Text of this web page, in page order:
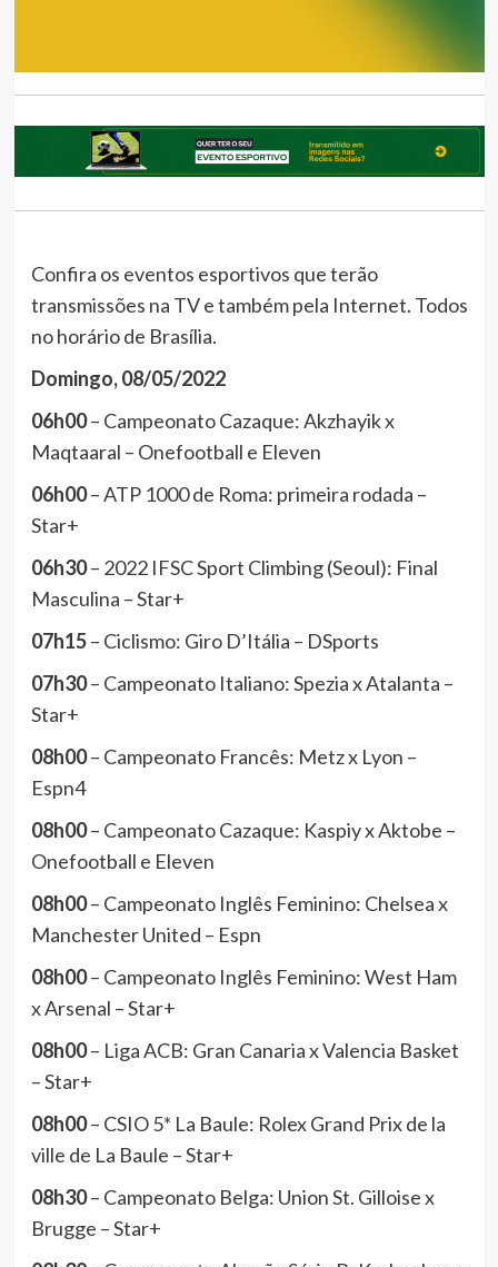
Confira os eventos esportivos que terão
transmissões na TV e também pela Internet. Todos
no horário de Brasília.
Domingo, 08/05/2022
06h00– Campeonato Cazaque: Akzhayik x
Maqtaaral – Onefootball e Eleven
06h00– ATP 1000 de Roma: primeira rodada –
Star+
06h30– 2022 IFSC Sport Climbing (Seoul): Final
Masculina – Star+
07h15– Ciclismo: Giro D’Itália – DSports
07h30– Campeonato Italiano: Spezia x Atalanta –
Star+
08h00– Campeonato Francês: Metz x Lyon –
Espn4
08h00– Campeonato Cazaque: Kaspiy x Aktobe –
Onefootball e Eleven
08h00– Campeonato Inglês Feminino: Chelsea x
Manchester United – Espn
08h00– Campeonato Inglês Feminino: West Ham
x Arsenal – Star+
08h00– Liga ACB: Gran Canaria x Valencia Basket
– Star+
08h00– CSIO 5* La Baule: Rolex Grand Prix de la
ville de La Baule – Star+
08h30– Campeonato Belga: Union St. Gilloise x
Brugge – Star+